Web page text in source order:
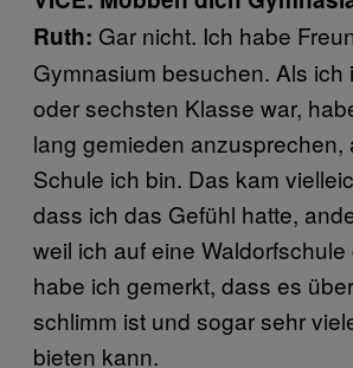
Ruth: Gar nicht. Ich habe
Gymnasium besuchen. Als ich
oder sechsten Klasse war,
lang gemieden anzusprechen,
Schule ich bin. Das kam
dass ich das Gefühl hatte,
weil ich auf eine
habe ich gemerkt, dass es
schlimm ist und sogar sehr
bieten kann.